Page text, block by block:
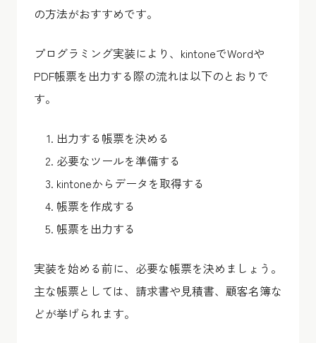
の方法がおすすめです。
プログラミング実装により、kintoneでWordや
PDF帳票を出力する際の流れは以下のとおりで
す。
出力する帳票を決める
必要なツールを準備する
kintoneからデータを取得する
帳票を作成する
帳票を出力する
実装を始める前に、必要な帳票を決めましょう。
主な帳票としては、請求書や見積書、顧客名簿な
どが挙げられます。